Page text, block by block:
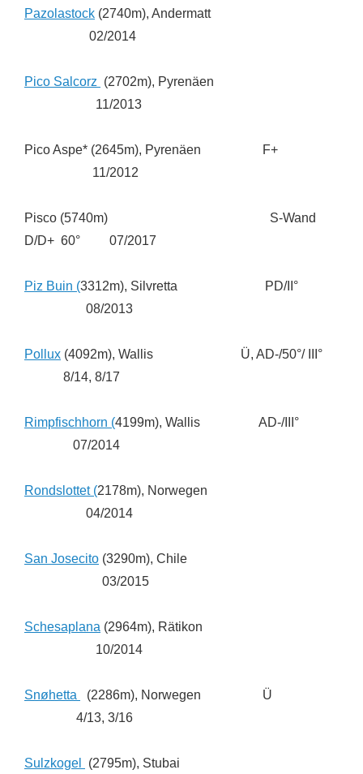
Pazolastock (2740m), Andermatt
02/2014
Pico Salcorz (2702m), Pyrenäen
11/2013
Pico Aspe* (2645m), Pyrenäen F+
11/2012
Pisco (5740m) S-Wand
D/D+ 60° 07/2017
Piz Buin (3312m), Silvretta PD/II°
08/2013
Pollux (4092m), Wallis Ü, AD-/50°/ III°
8/14, 8/17
Rimpfischhorn (4199m), Wallis AD-/III°
07/2014
Rondslottet (2178m), Norwegen
04/2014
San Josecito (3290m), Chile
03/2015
Schesaplana (2964m), Rätikon
10/2014
Snøhetta
(2286m), Norwegen Ü
4/13, 3/16
Sulzkogel
(2795m), Stubai